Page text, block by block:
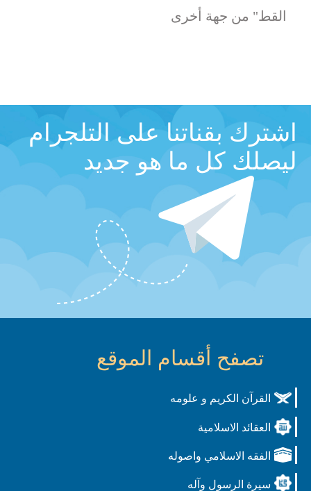
القط" من جهة أخرى
اشترك بقناتنا على التلجرام
ليصلك كل ما هو جديد
تصفح أقسام الموقع
القرآن الكريم و علومه
العقائد الاسلامية
الفقه الاسلامي واصوله
سيرة الرسول وآله